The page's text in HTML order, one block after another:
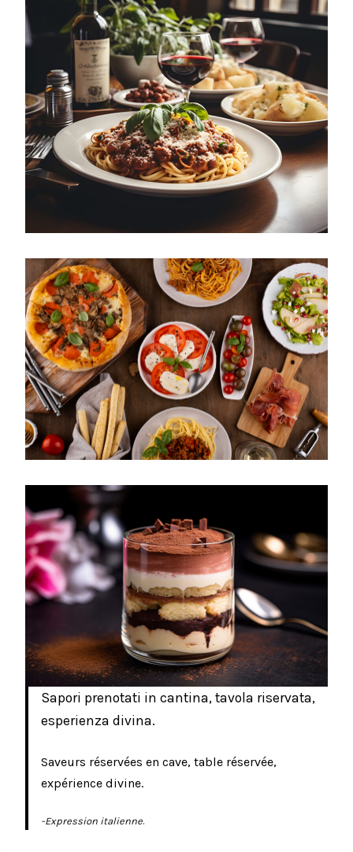
Sapori prenotati in cantina, tavola riservata,
esperienza divina.
Saveurs réservées en cave, table réservée,
expérience divine.
-Expression italienne.